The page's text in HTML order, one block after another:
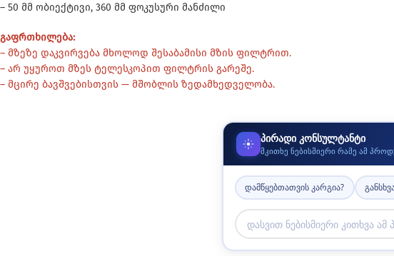
– 50 მმ ობიექტივი, 360 მმ ფოკუსური მანძილი
გაფრთხილება:
– მზეზე დაკვირვება მხოლოდ შესაბამისი მზის ფილტრით.
– არ უყუროთ მზეს ტელესკოპით ფილტრის გარეშე.
– მცირე ბავშვებისთვის — მშობლის ზედამხედველობა.
პირადი კონსულტანტი
მკითხე ნებისმიერი რამე ამ
დამწყებთათვის კარგია?